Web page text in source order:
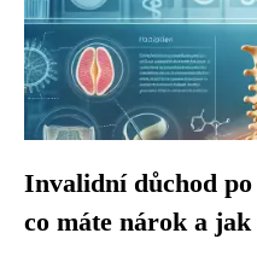
Invalidní důchod
co máte nárok a jak